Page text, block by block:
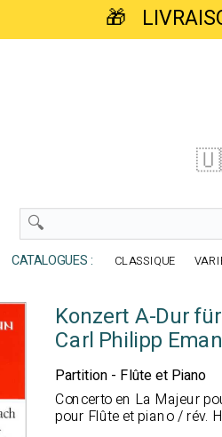
🎁
CATALOGUES : CLASSIQUE
Konzert A-Dur
Carl Philipp
Partition - Flûte et Piano
Concerto en La Majeur
pour Flûte et piano / rév.